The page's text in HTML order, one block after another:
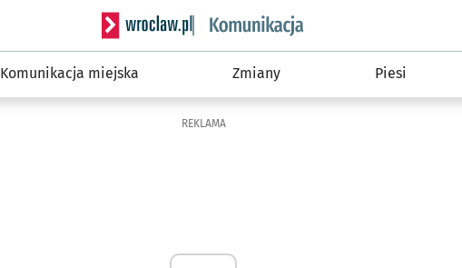
Serwis informacyjny wroclaw.pl podserwis: Komunikacja
Komunikacja miejska Zmiany Piesi
REKLAMA